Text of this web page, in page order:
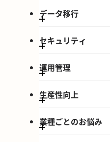
データ移行
セキュリティ
運用管理
生産性向上
業種ごとのお悩み